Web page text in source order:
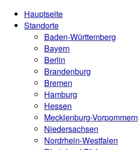
Hauptseite
Standorte
Baden-Württemberg
Bayern
Berlin
Brandenburg
Bremen
Hamburg
Hessen
Mecklenburg-Vorpommern
Niedersachsen
Nordrhein-Westfalen